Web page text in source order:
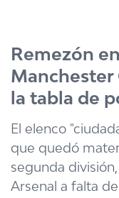
Remezón
Manchester
la tabla de
El elenco
que quedó
segunda
Arsenal a falta